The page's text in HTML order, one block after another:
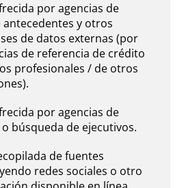
por agencias de
y otros
de datos externas (por
de referencia de crédito
profesionales / de otros
por agencias de
búsqueda de ejecutivos.
de fuentes
redes sociales o otro